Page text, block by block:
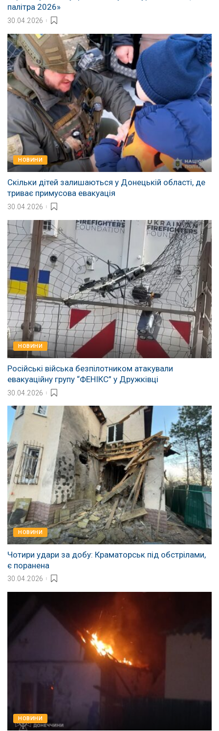
палітра 2026»
30.04.2026
НОВИНИ
Скільки дітей залишаються у Донецькій області, де
триває примусова евакуація
30.04.2026
НОВИНИ
Російські війська безпілотником атакували
евакуаційну групу “ФЕНІКС” у Дружківці
30.04.2026
НОВИНИ
Чотири удари за добу: Краматорськ під обстрілами,
є поранена
30.04.2026
НОВИНИ